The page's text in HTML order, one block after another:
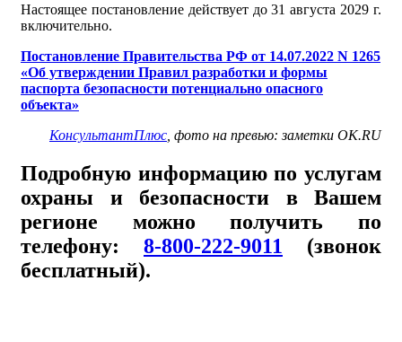
Настоящее постановление действует до 31 августа 2029 г.
включительно.
Постановление Правительства РФ от 14.07.2022 N 1265
«Об утверждении Правил разработки и формы
паспорта безопасности потенциально опасного
объекта»
КонсультантПлюс , фото на превью: заметки OK.RU
Подробную информацию по услугам
охраны и безопасности в Вашем
регионе можно получить по
телефону: 8-800-222-9011 (звонок
бесплатный).